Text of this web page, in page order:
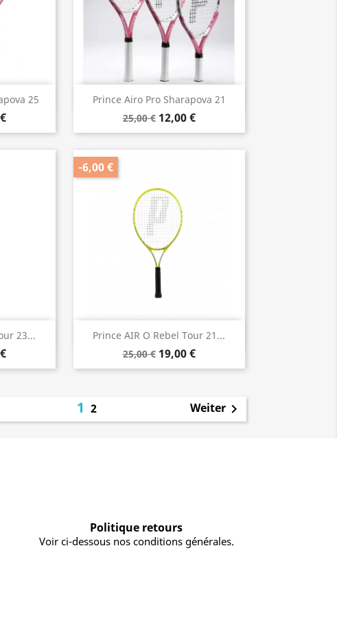
25
Prince Airo Pro Sharapova 21
25,00 € 12,00 €
Vorschau
23...
Prince AIR O Rebel Tour 21...
25,00 € 19,00 €
-6,00 €
 Vorschau
12 Weiter
Politique retours
Voir ci-dessous nos conditions générales.